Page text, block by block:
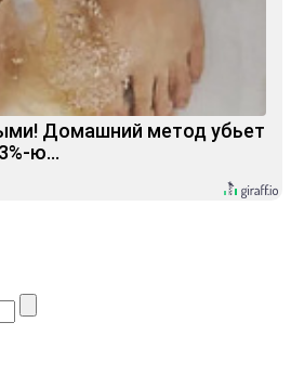
Домашний метод убьет
ю…